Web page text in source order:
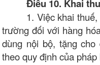
Điều 10. Khai
1. Việc khai
trường đối với hàng
dùng nội bộ, tặng
theo quy định của